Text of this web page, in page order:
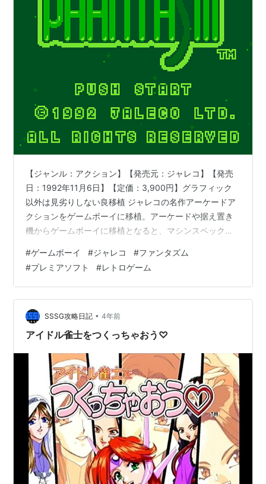
【ジャンル：アクション】【発売元：ジャレコ】【発売
日：1992年11月6日】【定価：3,900円】グラフィック
以外は見劣りしない良移植 ジャレコの名作アーケードア
クションをゲームボーイに移植。アーケードや据え置き
機からゲームボーイに移植となると、マシンスペックの
まうケースがままあるが、本作はグラフィック以外はア
ーケード版にも勝るとも劣らない良移植なのだ。 アーケ
ード版のレビューはこちら。 冒頭で悪の秘密結社に殺さ
れた悲劇の主人公が幽霊になり、さらわれた彼女を救い
出すというストーリーと、敵に憑依して進めていくシス
テムはアーケード版と変わらないが、…
#ゲームボーイ #ジャレコ #ファンタズム
#プレミアソフト #レトロゲーム
SSSG攻略日記 • 4年前
アイドル雀士をつくっちゃおう♡